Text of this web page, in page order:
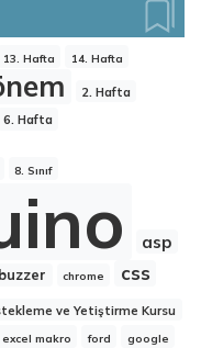
13. Hafta 14. Hafta
2. Hafta
6. Hafta
8. Sınıf
asp
buzzer chrome css
ve Yetiştirme Kursu
excel makro ford google